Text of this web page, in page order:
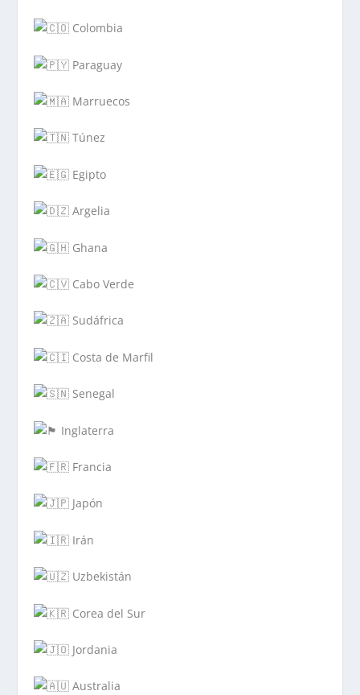
Colombia
Paraguay
Marruecos
Túnez
Egipto
Argelia
Ghana
Cabo Verde
Sudáfrica
Costa de Marfil
Senegal
Inglaterra
Francia
Japón
Irán
Uzbekistán
Corea del Sur
Jordania
Australia